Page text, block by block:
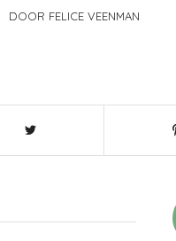
DOOR FELICE VEENMAN